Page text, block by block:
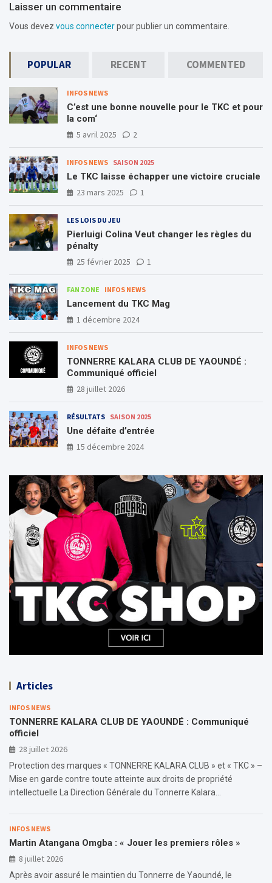
Laisser un commentaire
Vous devez vous connecterpour publier un commentaire.
POPULAR RECENT COMMENTED
INFOS NEWS
C’est une bonne nouvelle pour le TKC et pour
la com‘
5 avril 2025
2
INFOS NEWS SAISON 2025
Le TKC laisse échapper une victoire cruciale
23 mars 2025
1
LES LOIS DU JEU
Pierluigi Colina Veut changer les règles du
pénalty
25 février 2025
1
FAN ZONE INFOS NEWS
Lancement du TKC Mag
1 décembre 2024
INFOS NEWS
TONNERRE KALARA CLUB DE YAOUNDÉ :
Communiqué officiel
28 juillet 2026
RÉSULTATS SAISON 2025
Une défaite d’entrée
15 décembre 2024
Articles
INFOS NEWS
TONNERRE KALARA CLUB DE YAOUNDÉ : Communiqué
officiel
28 juillet 2026
Protection des marques « TONNERRE KALARA CLUB » et « TKC » –
Mise en garde contre toute atteinte aux droits de propriété
intellectuelle La Direction Générale du Tonnerre Kalara…
INFOS NEWS
Martin Atangana Omgba : « Jouer les premiers rôles »
8 juillet 2026
Après avoir assuré le maintien du Tonnerre de Yaoundé, le